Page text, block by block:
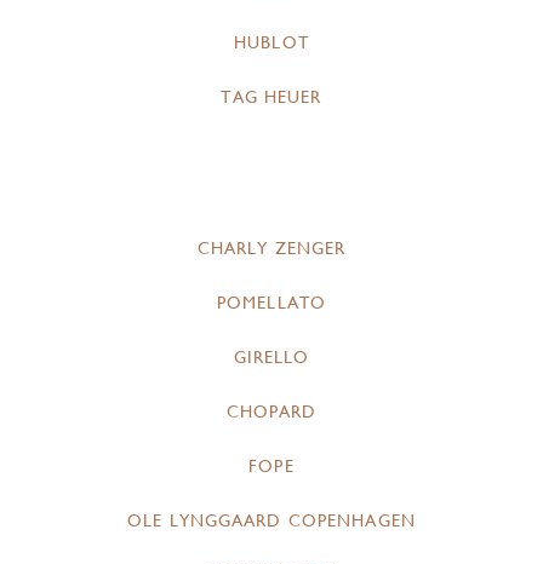
HUBLOT
TAG HEUER
CHARLY ZENGER
POMELLATO
GIRELLO
CHOPARD
FOPE
OLE LYNGGAARD COPENHAGEN